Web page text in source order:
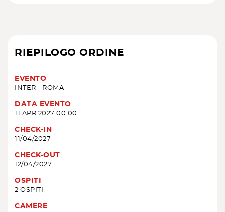
RIEPILOGO ORDINE
EVENTO
INTER - ROMA
DATA EVENTO
11 APR 2027 00:00
CHECK-IN
11/04/2027
CHECK-OUT
12/04/2027
OSPITI
2 OSPITI
CAMERE